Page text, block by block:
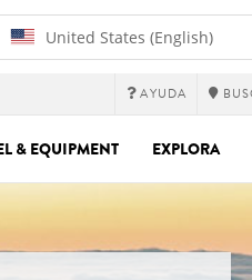
United States (English)
AYUDA
& EQUIPMENT EXPLORA